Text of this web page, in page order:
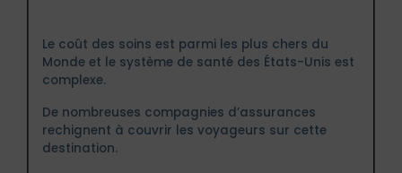
Le coût des soins est parmi les plus chers du
Monde et le système de santé des États-Unis est
complexe.
De nombreuses compagnies d’assurances
rechignent à couvrir les voyageurs sur cette
destination.